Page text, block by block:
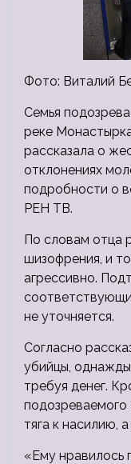
Фото: Виталий
Семья
реке
рассказала о
отклонениях
подробности о
РЕН ТВ.
По словам отца
шизофрения, и
агрессивно.
не уточняется.
Согласно
убийцы, однажды
требуя денег.
тяга к насилию,
«Ему нравилось